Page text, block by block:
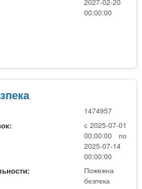
2027-02-20
00:00:00
1474957
с 2025-07-01
00:00:00 по
2025-07-14
00:00:00
Пожежна
безпека